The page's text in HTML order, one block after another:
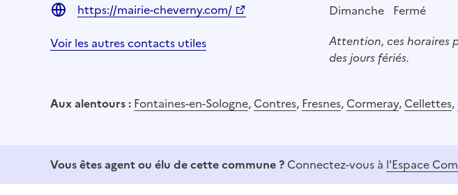
https://mairie-cheverny.com/
Voir les autres contacts utiles
Dimanche Fermé
Attention, ces horaires
des jours fériés.
Aux alentours : Fontaines-en-Sologne, Contres, Fresnes, Cormeray, Cellettes,
Vous êtes agent ou élu de cette commune ? Connectez-vous à l'Espace